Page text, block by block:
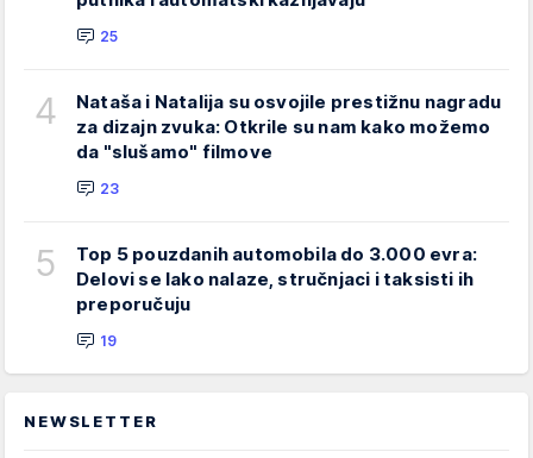
25
4
Nataša i Natalija su osvojile prestižnu nagradu
za dizajn zvuka: Otkrile su nam kako možemo
da "slušamo" filmove
23
5
Top 5 pouzdanih automobila do 3.000 evra:
Delovi se lako nalaze, stručnjaci i taksisti ih
preporučuju
19
NEWSLETTER